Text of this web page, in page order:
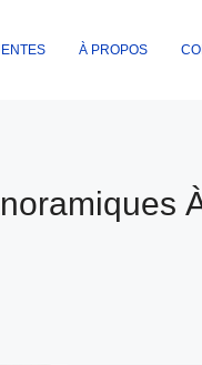
À PROPOS